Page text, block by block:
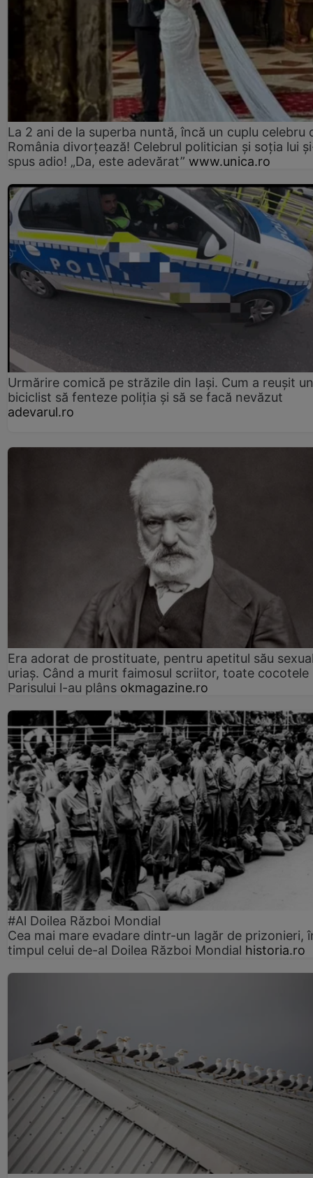
La 2 ani de la superba nuntă, încă un cuplu celebru
România divorțează! Celebrul politician și soția lui
spus adio! „Da, este adevărat” www.unica.ro
Urmărire comică pe străzile din Iași. Cum a reușit un
biciclist să fenteze poliția și să se facă nevăzut
adevarul.ro
Era adorat de prostituate, pentru apetitul său
uriaș. Când a murit faimosul scriitor, toate cocotele
Parisului l-au plâns okmagazine.ro
#Al Doilea Război Mondial
Cea mai mare evadare dintr-un lagăr de prizonieri,
timpul celui de-al Doilea Război Mondial historia.ro